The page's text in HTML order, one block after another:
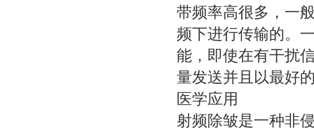
带频率高很多，一
频下进行传输的。
能，即使在有干扰
量发送并且以最好
医学应用
射频除皱是一种非